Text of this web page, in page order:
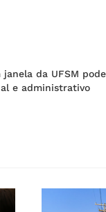
janela da UFSM
e administrativo